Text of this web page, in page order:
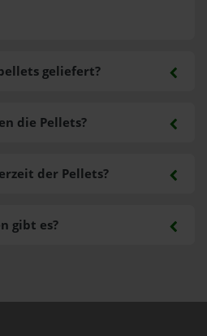
geliefert?
gibt es?
die Pellets?
der Pellets?